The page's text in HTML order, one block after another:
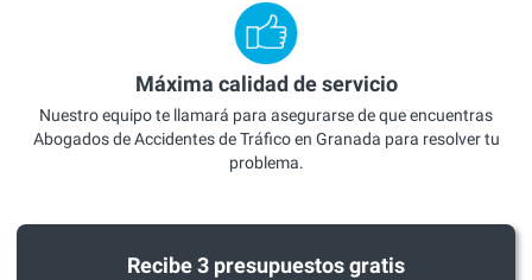
Máxima calidad de servicio
Nuestro equipo te llamará para asegurarse de que encuentras
Abogados de Accidentes de Tráfico en Granada para resolver tu
problema.
Recibe 3 presupuestos gratis